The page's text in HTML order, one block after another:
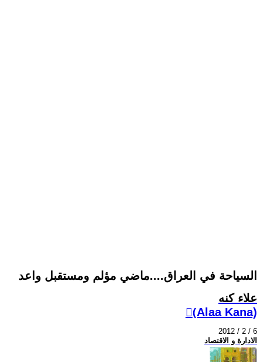
السياحة في العراق....ماضي مؤلم ومستقبل واعد
علاء كنه
(ِAlaa Kana)
2012 / 2 / 6
الادارة و الاقتصاد